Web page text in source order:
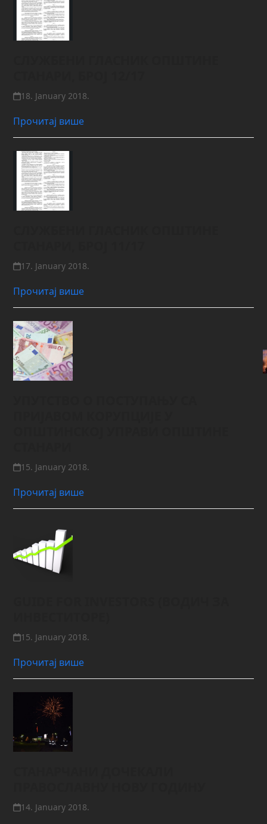
18. January 2018.
Прочитај више
17. January 2018.
Прочитај више
15. January 2018.
Прочитај више
15. January 2018.
Прочитај више
14. January 2018.